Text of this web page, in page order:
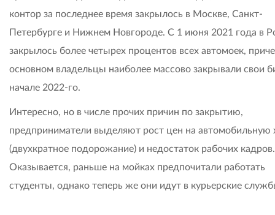
контор за последнее время закрылось в Москве, Санкт-
Петербурге и Нижнем Новгороде. С 1 июня 2021 года в
закрылось более четырех процентов всех автомоек,
основном владельцы наиболее массово закрывали свои
начале 2022-го.
Интересно, но в числе прочих причин по закрытию,
предприниматели выделяют рост цен на
(двухкратное подорожание) и недостаток рабочих кадров.
Оказывается, раньше на мойках предпочитали работать
студенты, однако теперь же они идут в курьерские